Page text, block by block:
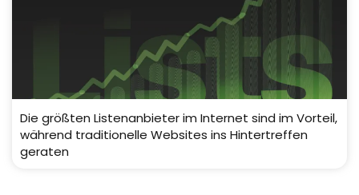
Die größten Listenanbieter im Internet sind im Vorteil,
während traditionelle Websites ins Hintertreffen
geraten